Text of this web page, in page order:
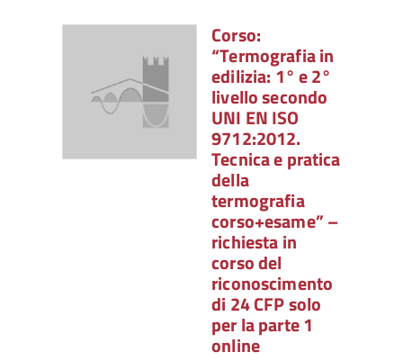
Corso:
“Termografia in
edilizia: 1° e 2°
livello secondo
UNI EN ISO
9712:2012.
Tecnica e pratica
della
termografia
corso+esame” –
richiesta in
corso del
riconoscimento
di 24 CFP solo
per la parte 1
online